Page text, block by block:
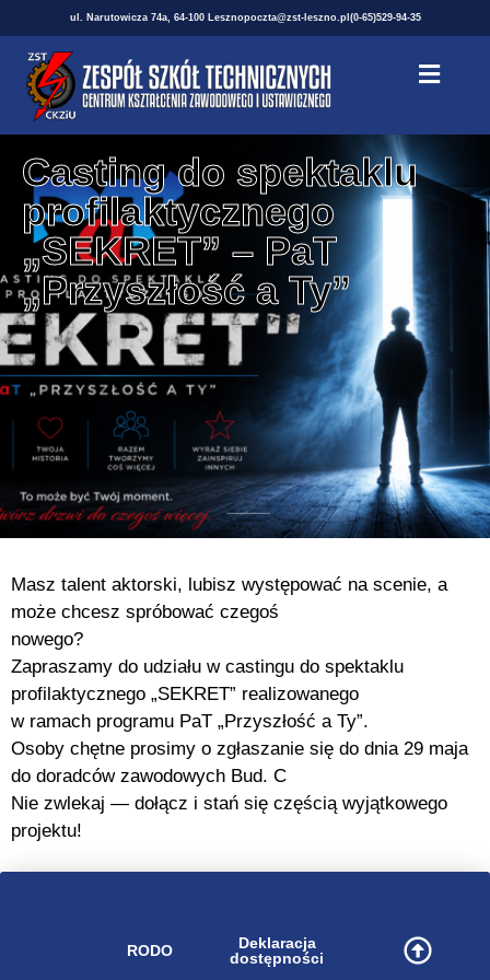
ul. Narutowicza 74a, 64-100 Lesznopoczta@zst-leszno.pl (0-65)529-94-35
Casting do spektaklu
profilaktycznego
„SEKRET” – PaT
„Przyszłość a Ty”
Masz talent aktorski, lubisz występować na scenie, a
może chcesz spróbować czegoś
nowego?
Zapraszamy do udziału w castingu do spektaklu
profilaktycznego „SEKRET” realizowanego
w ramach programu PaT „Przyszłość a Ty”.
Osoby chętne prosimy o zgłaszanie się do dnia 29 maja
do doradców zawodowych Bud. C
Nie zwlekaj — dołącz i stań się częścią wyjątkowego
projektu!
RODO
Deklaracja
dostępności